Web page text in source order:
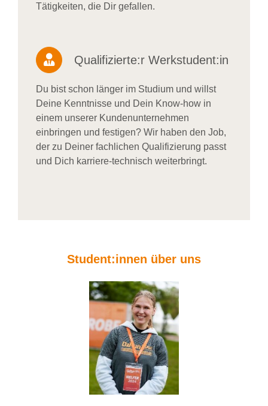
Tätigkeiten, die Dir gefallen.
Qualifizierte:r Werkstudent:in
Du bist schon länger im Studium und willst
Deine Kenntnisse und Dein Know-how in
einem unserer Kundenunternehmen
einbringen und festigen? Wir haben den Job,
der zu Deiner fachlichen Qualifizierung passt
und Dich karriere-technisch weiterbringt.
Student:innen über uns